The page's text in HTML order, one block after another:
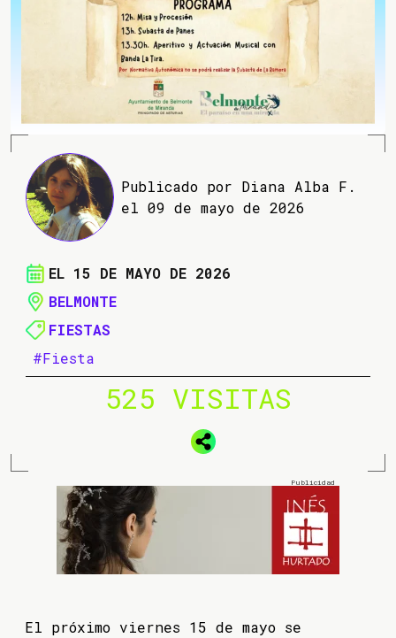
Publicado por Diana Alba F.
el 09 de mayo de 2026
EL 15 DE MAYO DE 2026
BELMONTE
FIESTAS
#Fiesta
525 VISITAS
El próximo viernes 15 de mayo se